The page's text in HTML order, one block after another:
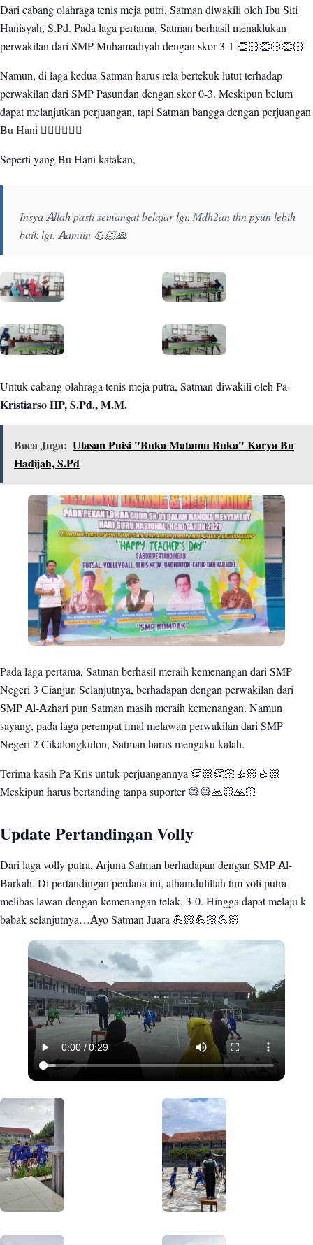
Dari cabang olahraga tenis meja putri, Satman diwakili oleh Ibu Siti
Hanisyah, S.Pd. Pada laga pertama, Satman berhasil menaklukan
perwakilan dari SMP Muhamadiyah dengan skor 3-1 👏🏻👏🏻👏🏻
Namun, di laga kedua Satman harus rela bertekuk lutut terhadap
perwakilan dari SMP Pasundan dengan skor 0-3. Meskipun belum
dapat melanjutkan perjuangan, tapi Satman bangga dengan perjuangan
Bu Hani 👍🏻👍🏻👍🏻
Seperti yang Bu Hani katakan,
Insya Allah pasti semangat belajar lgi. Mdh2an thn pyun lebih
baik lgi. Aamiin 💪🏻🙏
Untuk cabang olahraga tenis meja putra, Satman diwakili oleh Pa
Kristiarso HP, S.Pd., M.M.
Baca Juga: Ulasan Puisi "Buka Matamu Buka" Karya Bu
Hadijah, S.Pd
Pada laga pertama, Satman berhasil meraih kemenangan dari SMP
Negeri 3 Cianjur. Selanjutnya, berhadapan dengan perwakilan dari
SMP Al-Azhari pun Satman masih meraih kemenangan. Namun
sayang, pada laga perempat final melawan perwakilan dari SMP
Negeri 2 Cikalongkulon, Satman harus mengaku kalah.
Terima kasih Pa Kris untuk perjuangannya 👏🏻👏🏻👍🏻👍🏻
Meskipun harus bertanding tanpa suporter 😅😅🙏🏻🙏🏻
Update Pertandingan Volly
Dari laga volly putra, Arjuna Satman berhadapan dengan SMP Al-
Barkah. Di pertandingan perdana ini, alhamdulillah tim voli putra
melibas lawan dengan kemenangan telak, 3-0. Hingga dapat melaju k
babak selanjutnya…Ayo Satman Juara 💪🏻💪🏻💪🏻